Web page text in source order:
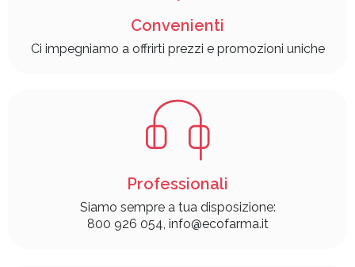
Convenienti
Ci impegniamo a offrirti prezzi e promozioni uniche
Professionali
Siamo sempre a tua disposizione:
800 926 054, info@ecofarma.it